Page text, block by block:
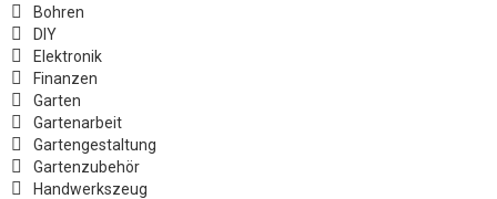
Bohren
DIY
Elektronik
Finanzen
Garten
Gartenarbeit
Gartengestaltung
Gartenzubehör
Handwerkszeug